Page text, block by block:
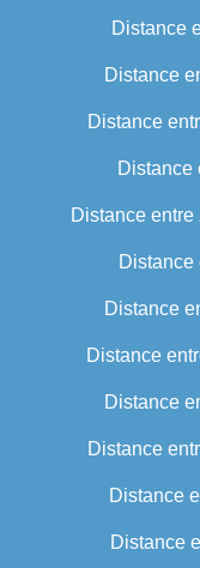
Distance
Distance
Distance
Distance
Distance entre
Distance
Distance
Distance
Distance
Distance
Distance
Distance